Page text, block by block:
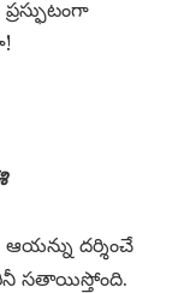
ఆయన్ను దర్శించే
సతాయిస్తోంది.